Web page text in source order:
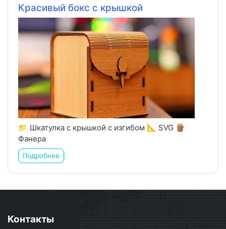
Красивый бокс с крышкой
📁 Шкатулка с крышкой с изгибом 📐 SVG 🪵
Фанера
Подробнее
Контакты